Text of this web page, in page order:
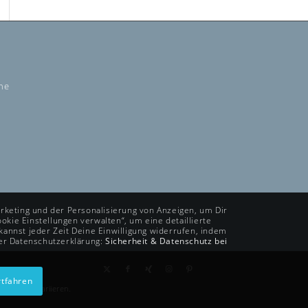
können variieren.
und der Personalisierung von Anzeigen, um Dir
Einstellungen verwalten“, um eine detaillierte
jeder Zeit Deine Einwilligung widerrufen, indem
Datenschutzerklärung: Sicherheit & Datenschutz bei